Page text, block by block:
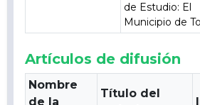
de Estudio: El
Municipio de
Artículos de difusión
Nombre
de la
Título del